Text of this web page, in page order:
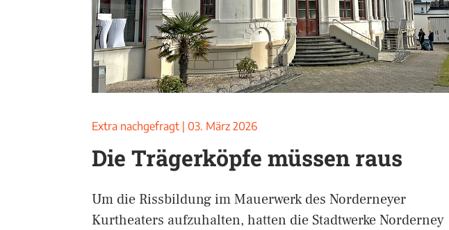
Extra nachgefragt 03. März 2026
Die Trägerköpfe müssen raus
Um die Rissbildung im Mauerwerk des Norderneyer
Kurtheaters aufzuhalten, hatten die Stadtwerke Norderney